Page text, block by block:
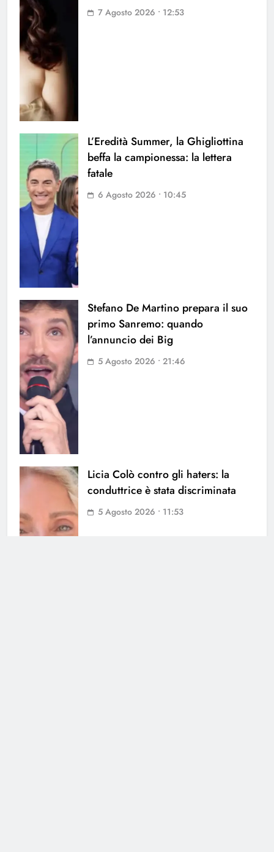
7 Agosto 2026 • 12:53
L’Eredità Summer, la Ghigliottina
beffa la campionessa: la lettera
fatale
6 Agosto 2026 • 10:45
Stefano De Martino prepara il suo
primo Sanremo: quando
l’annuncio dei Big
5 Agosto 2026 • 21:46
Licia Colò contro gli haters: la
conduttrice è stata discriminata
5 Agosto 2026 • 11:53